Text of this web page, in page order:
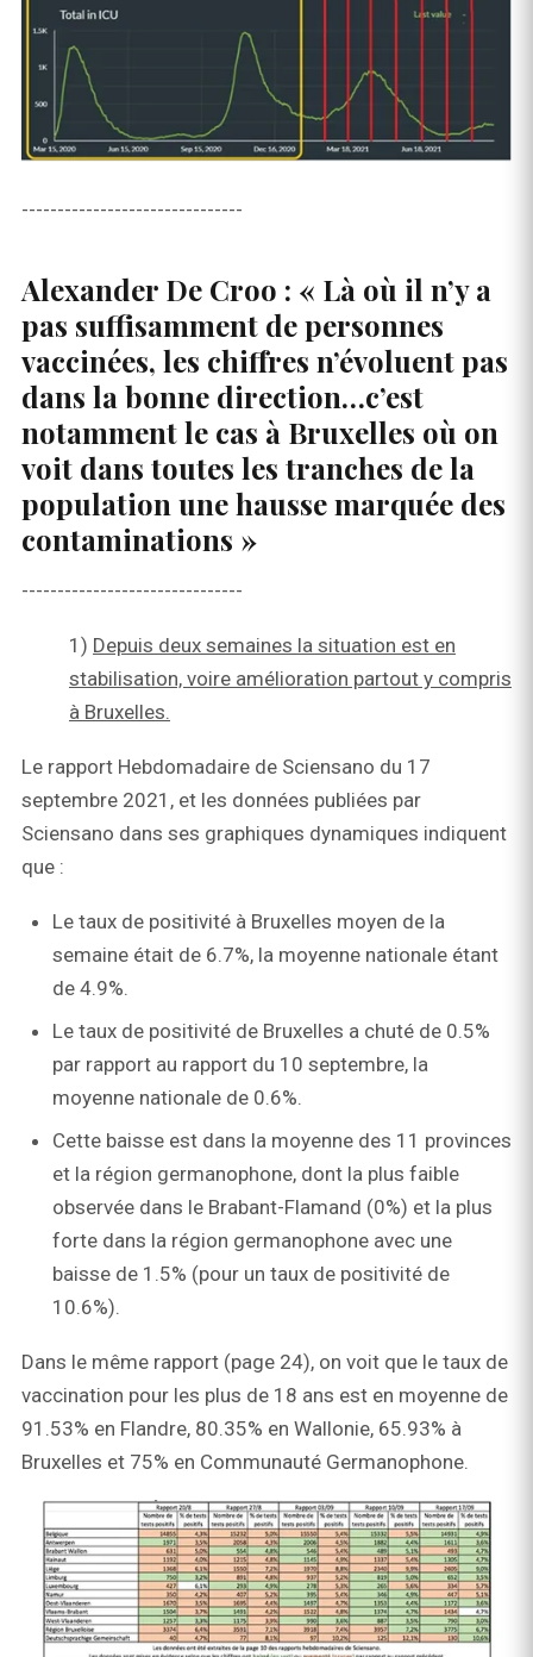
-------------------------------
Alexander De Croo : « Là où il n’y a
pas suffisamment de personnes
vaccinées, les chiffres n’évoluent pas
dans la bonne direction…c’est
notamment le cas à Bruxelles où on
voit dans toutes les tranches de la
population une hausse marquée des
contaminations »
-------------------------------
1) Depuis deux semaines la situation est en
stabilisation, voire amélioration partout y compris
à Bruxelles.
Le rapport Hebdomadaire de Sciensano du 17
septembre 2021, et les données publiées par
Sciensano dans ses graphiques dynamiques indiquent
que :
Le taux de positivité à Bruxelles moyen de la
semaine était de 6.7%, la moyenne nationale étant
de 4.9%.
Le taux de positivité de Bruxelles a chuté de 0.5%
par rapport au rapport du 10 septembre, la
moyenne nationale de 0.6%.
Cette baisse est dans la moyenne des 11 provinces
et la région germanophone, dont la plus faible
observée dans le Brabant-Flamand (0%) et la plus
forte dans la région germanophone avec une
baisse de 1.5% (pour un taux de positivité de
10.6%).
Dans le même rapport (page 24), on voit que le taux de
vaccination pour les plus de 18 ans est en moyenne de
91.53% en Flandre, 80.35% en Wallonie, 65.93% à
Bruxelles et 75% en Communauté Germanophone.